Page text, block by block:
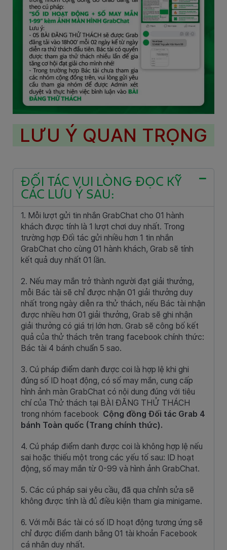
LƯU Ý QUAN TRỌNG
ĐỐI TÁC VUI LÒNG ĐỌC KỸ
CÁC LƯU Ý SAU:
1. Mỗi lượt gửi tin nhắn GrabChat cho 01 hành
khách được tính là 1 lượt chơi duy nhất. Trong
trường hợp Đối tác gửi nhiều hơn 1 tin nhắn
GrabChat cho cùng 01 hành khách, Grab sẽ tính
kết quả duy nhất 01 lần.
2. Nếu may mắn trở thành người đạt giải thưởng,
mỗi Bác tài sẽ chỉ được nhận 01 giải thưởng duy
nhất trong ngày diễn ra thử thách, nếu Bác tài nhận
được nhiều hơn 01 giải thưởng, Grab sẽ ghi nhận
giải thưởng có giá trị lớn hơn. Grab sẽ công bố kết
quả của thử thách trên trang facebook chính thức:
Bác tài 4 bánh chuẩn 5 sao.
3. Cú pháp điểm danh được coi là hợp lệ khi ghi
đúng số ID hoạt động, có số may mắn, cung cấp
hình ảnh màn GrabChat có nội dung đúng với tiêu
chí của Thử thách tại BÀI ĐĂNG THỬ THÁCH
trong nhóm facebook Cộng đồng Đối tác Grab 4
bánh Toàn quốc (Trang chính thức).
4. Cú pháp điểm danh được coi là không hợp lệ nếu
sai hoặc thiếu một trong các yếu tố sau: ID hoạt
động, số may mắn từ 0-99 và hình ảnh GrabChat.
5. Các cú pháp sai yêu cầu, đã qua chỉnh sửa sẽ
không được tính là đủ điều kiện tham gia minigame.
6. Với mỗi Bác tài có số ID hoạt động tương ứng sẽ
chỉ được điểm danh bằng 01 tài khoản Facebook
cá nhân duy nhất.